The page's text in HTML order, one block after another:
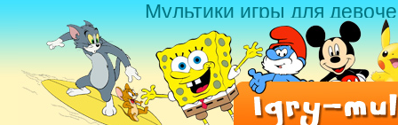
Мультики игры для